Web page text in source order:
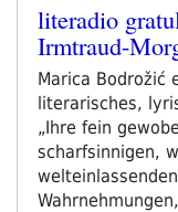
Veröffentlicht
am
literadio
Irmtraud-
Marica Bodrožić
literarisches,
„Ihre fein
scharfsinnigen,